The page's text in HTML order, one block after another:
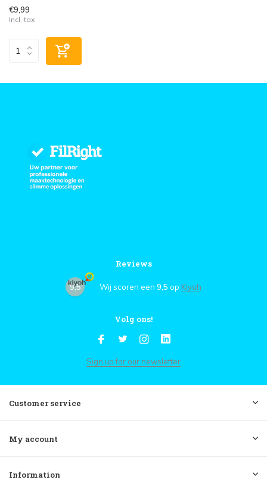
€9,99
Incl. tax
Reviews
9,5 Wij scoren een 9,5 op Kiyoh
Volg ons!
Sign up for our newsletter
Customer service
My account
Information